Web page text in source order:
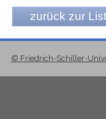
zurück zur
© Friedrich-Schiller-